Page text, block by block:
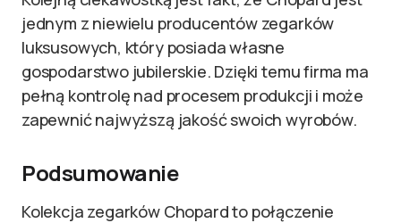
jednym z niewielu producentów zegarków
luksusowych, który posiada własne
gospodarstwo jubilerskie. Dzięki temu firma ma
pełną kontrolę nad procesem produkcji i może
zapewnić najwyższą jakość swoich wyrobów.
Podsumowanie
Kolekcja zegarków Chopard to połączenie